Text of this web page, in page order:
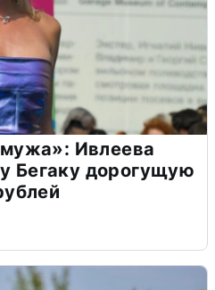
Ивлеева
Бегаку дорогущую